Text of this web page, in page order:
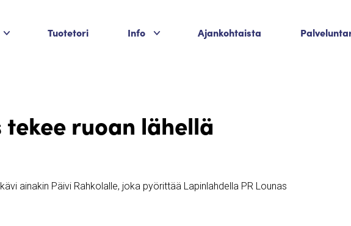
Palvelukategoriat
Tuotetori Info Palvelukategoriat
Ajankohtaista
tekee ruoan lähellä
ainakin Päivi Rahkolalle, joka pyörittää Lapinlahdella PR Lounas